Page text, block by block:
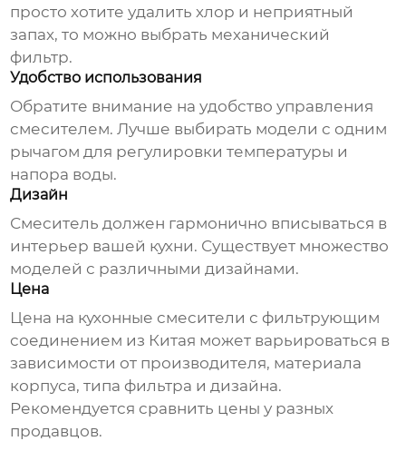
просто хотите удалить хлор и неприятный
запах, то можно выбрать механический
фильтр.
Удобство использования
Обратите внимание на удобство управления
смесителем. Лучше выбирать модели с одним
рычагом для регулировки температуры и
напора воды.
Дизайн
Смеситель должен гармонично вписываться в
интерьер вашей кухни. Существует множество
моделей с различными дизайнами.
Цена
Цена на кухонные смесители с фильтрующим
соединением из Китая может варьироваться в
зависимости от производителя, материала
корпуса, типа фильтра и дизайна.
Рекомендуется сравнить цены у разных
продавцов.